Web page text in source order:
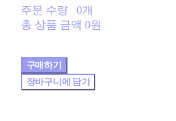
주문 수량
0개
총 상품 금액 0원
구매하기
장바구니에 담기